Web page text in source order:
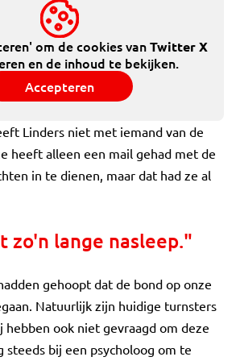
om de cookies vanTwitter X
en de inhoud te bekijken.
Accepteren
Linders niet met iemand van de
heeft alleen een mail gehad met de
in te dienen, maar dat had ze al
zo'n lange nasleep."
gehoopt dat de bond op onze
Natuurlijk zijn huidige turnsters
hebben ook niet gevraagd om deze
steeds bij een psycholoog om te